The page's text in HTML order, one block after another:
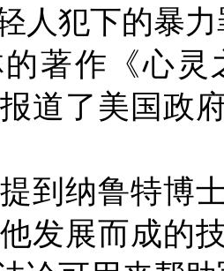
人犯下的暴
作《心灵
道了美国政
纳鲁特博士
发展而成的